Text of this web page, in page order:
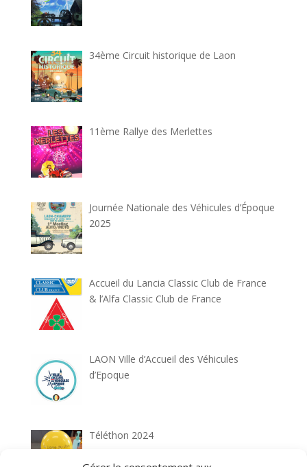
34ème Circuit historique de Laon
11ème Rallye des Merlettes
Journée Nationale des Véhicules d’Époque
2025
Accueil du Lancia Classic Club de France
& l’Alfa Classic Club de France
LAON Ville d’Accueil des Véhicules
d’Epoque
Téléthon 2024